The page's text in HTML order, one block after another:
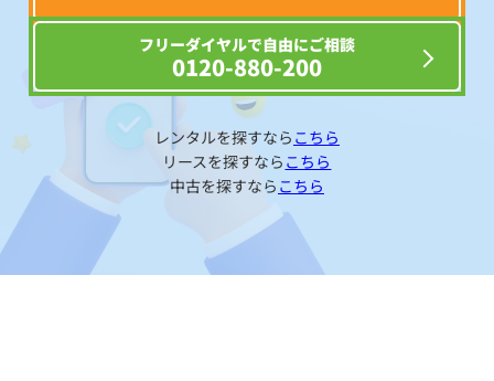
フリーダイヤルで自由にご相談
0120-880-200
レンタルを探すなら こちら
リースを探すなら こちら
中古を探すなら こちら